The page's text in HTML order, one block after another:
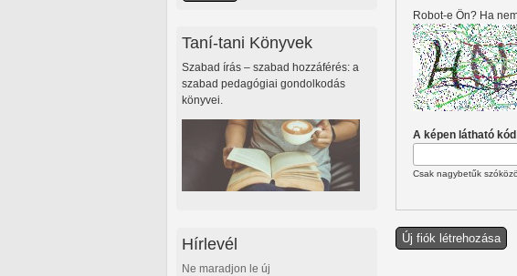
Robot-e Ön? Ha
A képen látható
Csak nagybetűk
Taní-tani Könyvek
Szabad írás – szabad hozzáférés: a
szabad pedagógiai gondolkodás
könyvei.
Hírlevél
Ne maradjon le új